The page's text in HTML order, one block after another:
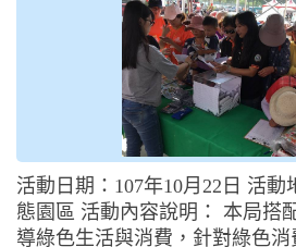
活動日期：107年10月22日 活
態園區 活動內容說明： 本局搭
導綠色生活與消費，針對綠色